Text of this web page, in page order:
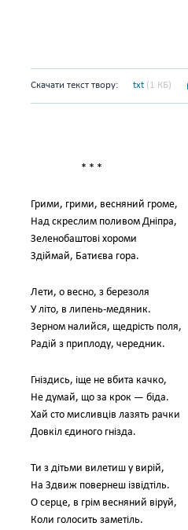
Скачати текст твору: txt (1 КБ)
* * *
Грими, грими, весняний громе,
Над скреслим поливом Дніпра,
Зеленобаштові хороми
Здіймай, Батиєва гора.
Лети, о весно, з березоля
У літо, в липень-медяник.
Зерном налийся, щедрість поля,
Радій з приплоду, чередник.
Гніздись, іще не вбита качко,
Не думай, що за крок — біда.
Хай сто мисливців лазять рачки
Довкіл єдиного гнізда.
Ти з дітьми вилетиш у вирій,
На Здвиж повернеш ізвідтіль.
О серце, в грім весняний віруй,
Коли голосить заметіль.